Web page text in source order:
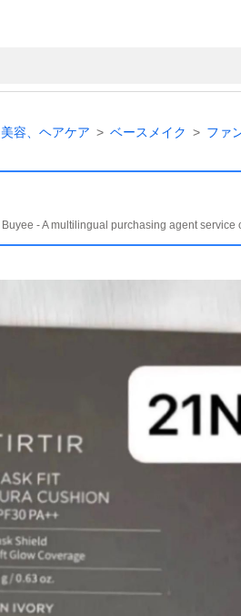
容、ヘアケア ベースメイク ファ
Buyee - A multilingual purchasing agent